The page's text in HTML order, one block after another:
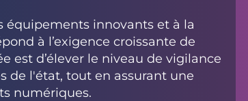
équipements innovants et à la
à l’exigence croissante de
est d’élever le niveau de vigilance
de l'état, tout en assurant une
numériques.